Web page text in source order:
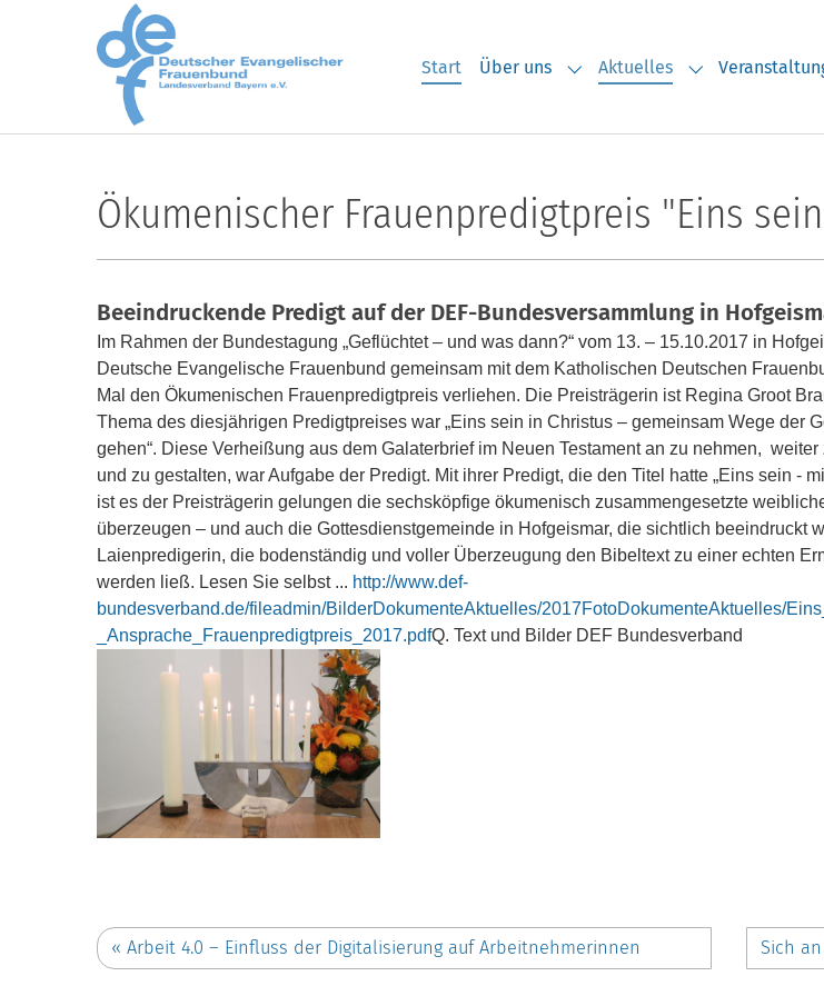
Skip to main content
Start Über uns
Submenu for "Über uns"
Aktuelles
Submenu for
Ökumenischer Frauenpredigtpreis "Eins
Beeindruckende Predigt auf der DEF-Bundesversammlung in
Im Rahmen der Bundestagung „Geflüchtet – und was dann?“ vom 13. – 15.10.2017 in
Deutsche Evangelische Frauenbund gemeinsam mit dem Katholischen Deutschen
Mal den Ökumenischen Frauenpredigtpreis verliehen. Die Preisträgerin ist Regina Groot
Thema des diesjährigen Predigtpreises war „Eins sein in Christus – gemeinsam Wege der
gehen“. Diese Verheißung aus dem Galaterbrief im Neuen Testament an zu nehmen, weiter
und zu gestalten, war Aufgabe der Predigt. Mit ihrer Predigt, die den Titel hatte „Eins sein -
ist es der Preisträgerin gelungen die sechsköpfige ökumenisch zusammengesetzte
überzeugen – und auch die Gottesdienstgemeinde in Hofgeismar, die sichtlich beeindruckt
Laienpredigerin, die bodenständig und voller Überzeugung den Bibeltext zu einer echten
werden ließ. Lesen Sie selbst ... http://www.def-
bundesverband.de/fileadmin/BilderDokumenteAktuelles/2017FotoDokumenteAktuelles/
_Ansprache_Frauenpredigtpreis_2017.pdfQ. Text und Bilder DEF Bundesverband
« Arbeit 4.0 – Einfluss der Digitalisierung auf Arbeitnehmerinnen Sich